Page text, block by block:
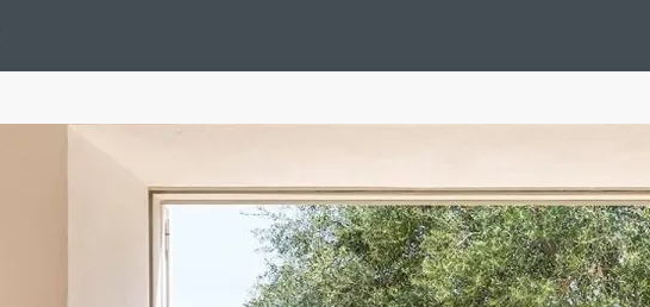
Decoration Noël Design Suédois En Quelques Photos Idées Déco En 10
Tendance Interieurs Scandinaves La Décoration Selon Votre Signe
Maison Container/container House Maison D'hôtes Maison Et